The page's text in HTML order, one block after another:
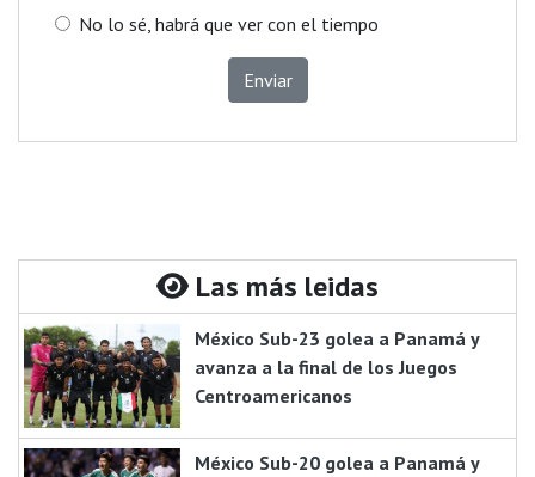
No lo sé, habrá que ver con el tiempo
Enviar
Las más leidas
México Sub-23 golea a Panamá y
avanza a la final de los Juegos
Centroamericanos
México Sub-20 golea a Panamá y